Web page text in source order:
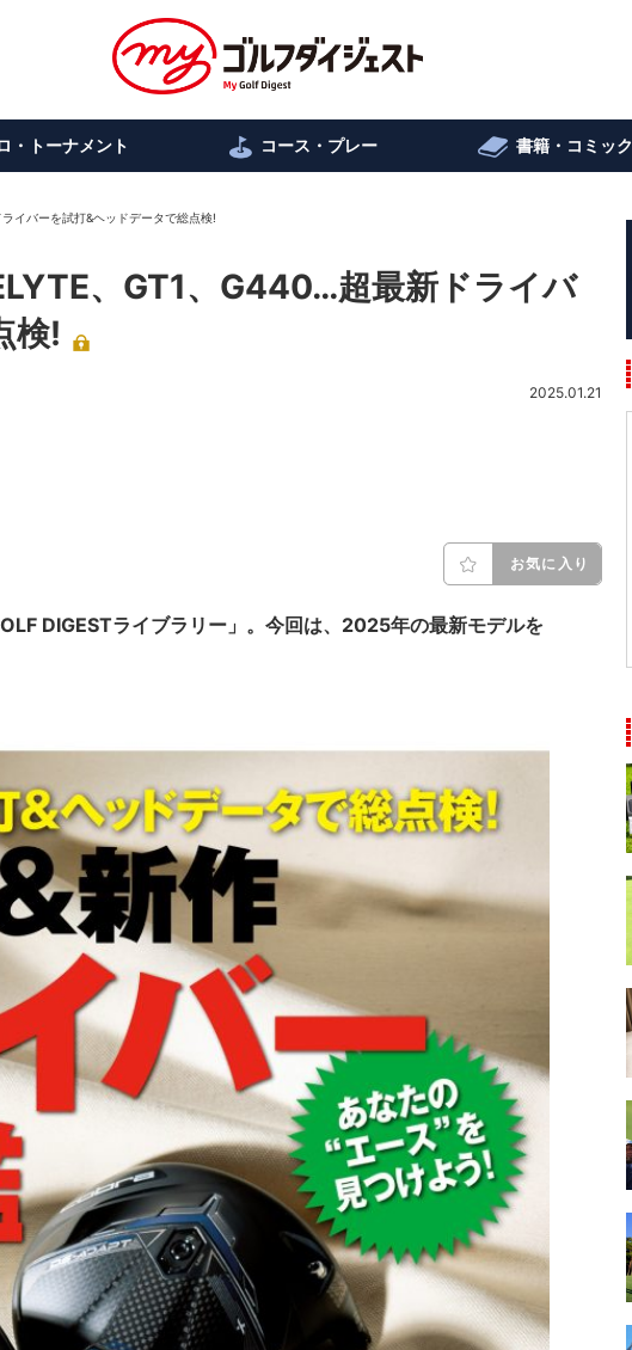
・トーナメント コース・プレー 書籍・コミック
イバーを試打&ヘッドデータで総点検!
、GT1、G440…超最新ドライバ
検!
2025.01.21
お気に入り
DIGESTライブラリー」。今回は、2025年の最新モデルを